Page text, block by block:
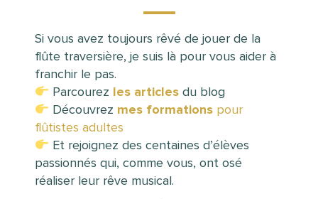
Si vous avez toujours rêvé de jouer de la
flûte traversière, je suis là pour vous aider à
franchir le pas.
Parcourez les articles du blog
Découvrez mes formations pour
flûtistes adultes
Et rejoignez des centaines d’élèves
passionnés qui, comme vous, ont osé
réaliser leur rêve musical.